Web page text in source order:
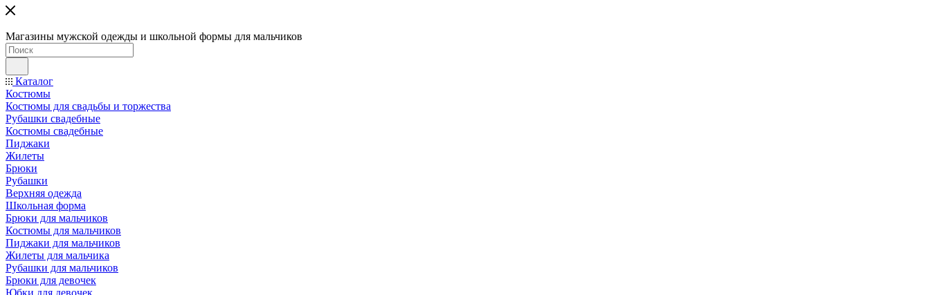
Магазины мужской одежды и школьной формы для мальчиков
Каталог
Костюмы
Костюмы для свадьбы и торжества
Рубашки свадебные
Костюмы свадебные
Пиджаки
Жилеты
Брюки
Рубашки
Верхняя одежда
Школьная форма
Брюки для мальчиков
Костюмы для мальчиков
Пиджаки для мальчиков
Жилеты для мальчика
Рубашки для мальчиков
Брюки для девочек
Юбки для девочек